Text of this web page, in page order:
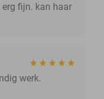
fijn. kan haar
werk.